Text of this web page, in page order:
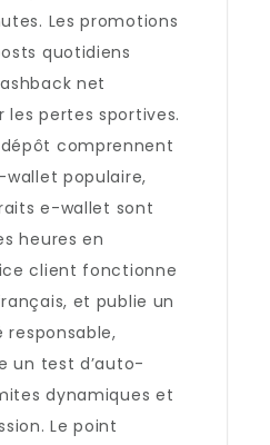
Les promotions
quotidiens
net
les pertes sportives.
comprennent
wallet populaire,
e-wallet sont
heures en
client fonctionne
et publie un
responsable,
un test d’auto-
dynamiques et
Le point